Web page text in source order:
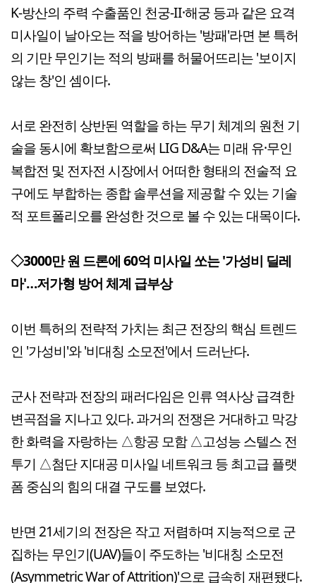
K-방산의 주력 수출품인 천궁-II·해궁 등과 같은 요격
미사일이 날아오는 적을 방어하는 '방패'라면 본 특허
의 기만 무인기는 적의 방패를 허물어뜨리는 '보이지
않는 창'인 셈이다.
서로 완전히 상반된 역할을 하는 무기 체계의 원천 기
술을 동시에 확보함으로써 LIG D&A는 미래 유·무인
복합전 및 전자전 시장에서 어떠한 형태의 전술적 요
구에도 부합하는 종합 솔루션을 제공할 수 있는 기술
적 포트폴리오를 완성한 것으로 볼 수 있는 대목이다.
◇3000만 원 드론에 60억 미사일 쏘는 '가성비 딜레
마'…저가형 방어 체계 급부상
이번 특허의 전략적 가치는 최근 전장의 핵심 트렌드
인 '가성비'와 '비대칭 소모전'에서 드러난다.
군사 전략과 전장의 패러다임은 인류 역사상 급격한
변곡점을 지나고 있다. 과거의 전쟁은 거대하고 막강
한 화력을 자랑하는 △항공 모함 △고성능 스텔스 전
투기 △첨단 지대공 미사일 네트워크 등 최고급 플랫
폼 중심의 힘의 대결 구도를 보였다.
반면 21세기의 전장은 작고 저렴하며 지능적으로 군
집하는 무인기(UAV)들이 주도하는 '비대칭 소모전
(Asymmetric War of Attrition)'으로 급속히 재편됐다.